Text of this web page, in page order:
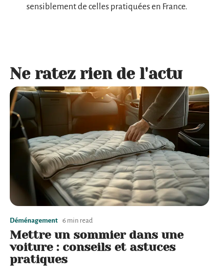
sensiblement de celles pratiquées en France.
Ne ratez rien de l'actu
Déménagement 6 min read
Mettre un sommier dans une
voiture : conseils et astuces
pratiques